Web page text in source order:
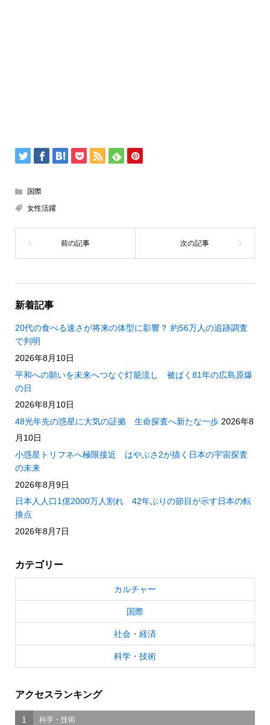
国際
女性活躍
新着記事
20代の食べる速さが将来の体型に影響？ 約56万人の追跡調査
で判明
2026年8月10日
平和への願いを未来へつなぐ灯籠流し 被ばく81年の広島原爆
の日
2026年8月10日
48光年先の惑星に大気の証拠 生命探査へ新たな一歩 2026年8
月10日
小惑星トリフネへ極限接近 はやぶさ2が描く日本の宇宙探査
の未来
2026年8月9日
日本人人口1億2000万人割れ 42年ぶりの節目が示す日本の転
換点
2026年8月7日
カテゴリー
カルチャー
国際
社会・経済
科学・技術
アクセスランキング
1 科学・技術